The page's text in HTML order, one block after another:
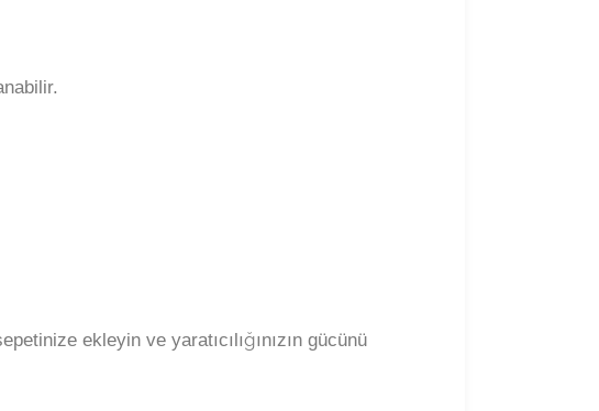
ekleyin ve yaratıcılığınızın gücünü